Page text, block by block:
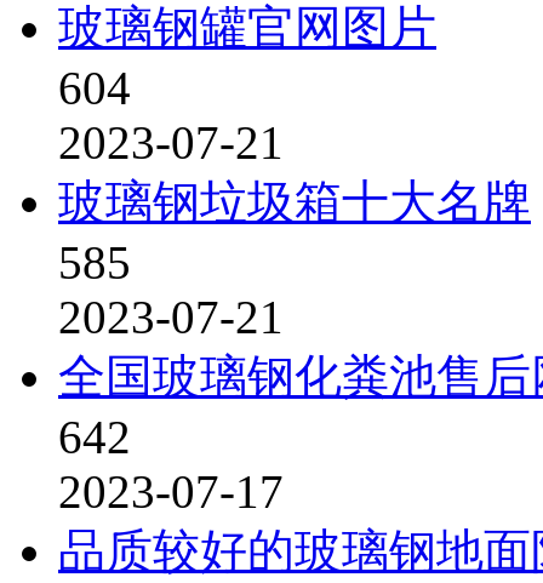
玻璃钢罐官网图片
604
2023-07-21
玻璃钢垃圾箱十大名牌
585
2023-07-21
全国玻璃钢化粪池售后
642
2023-07-17
品质较好的玻璃钢地面